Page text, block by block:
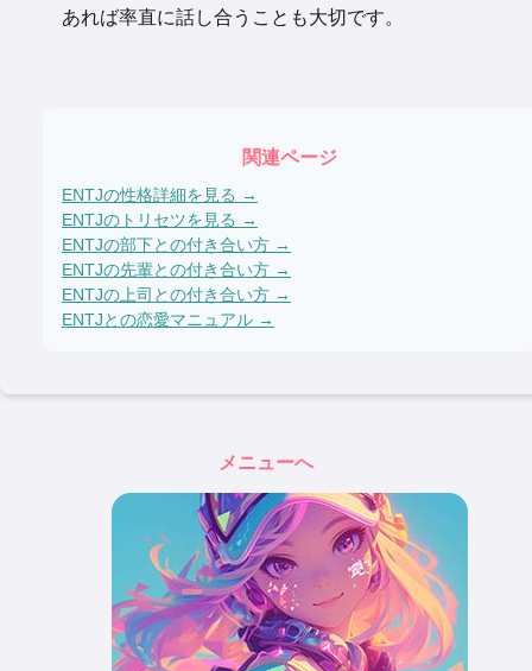
メニューへ
あれば率直に話し合うことも大切です。
関連ページ
ENTJの性格詳細を見る →
ENTJのトリセツを見る →
ENTJの部下との付き合い方 →
ENTJの先輩との付き合い方 →
ENTJの上司との付き合い方 →
ENTJとの恋愛マニュアル →